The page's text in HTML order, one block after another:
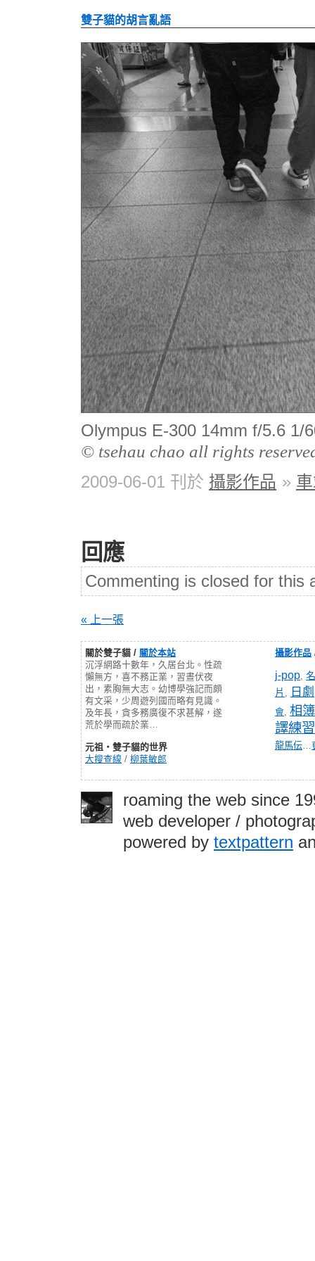
雙子貓的胡言亂語
Olympus E-300 14mm f/5.6 1/
© tsehau chao all rights
2009-06-01 刊於 攝影作品 »
回應
Commenting is closed for this
« 上一張
關於雙子貓 / 關於本站
沉浮網路十數年，久居台北。性疏
懶無方，喜不務正業，習晝伏夜
出，素胸無大志。幼博學強記而頗
有文采，少周遊列國而略有見識。
及年長，貪多務廣復不求甚解，遂
荒於學而疏於業…
元祖‧雙子貓的世界
大搜查線 / 柳葉敏郎
攝影作品
j-pop,
片 , 日劇
會, 相簿
譯練習
龍馬伝…
roaming the web since
web developer /
powered by textpattern